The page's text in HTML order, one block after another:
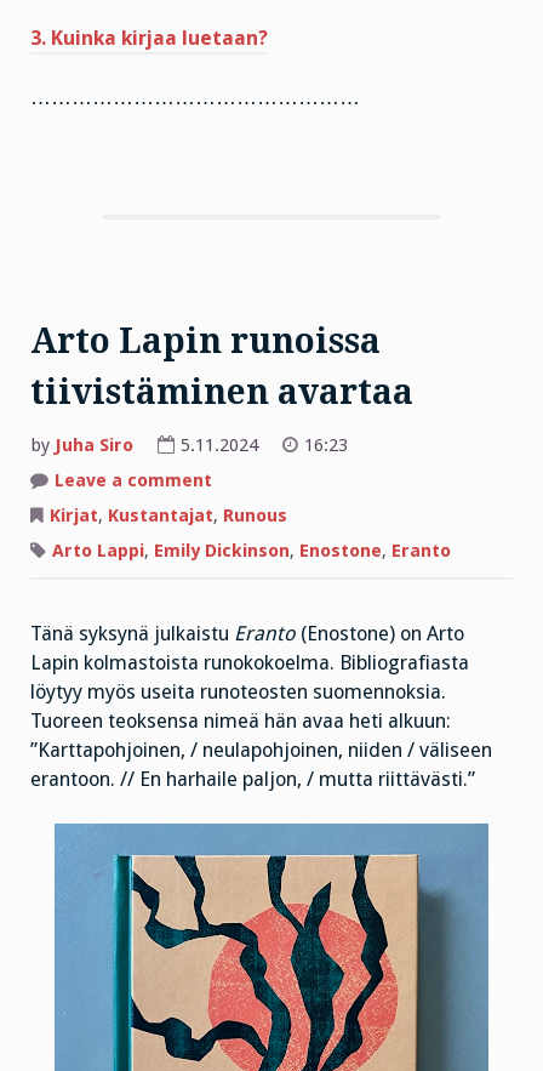
3. Kuinka kirjaa luetaan?
…………………………………………
Arto Lapin runoissa
tiivistäminen avartaa
by Juha Siro 5.11.2024
16:23
Leave a comment
Lapin
runoissa
tiivistäminen
avartaa
Kirjat, Kustantajat, Runous
Arto Lappi, Emily Dickinson, Enostone, Eranto
Tänä syksynä julkaistu Eranto (Enostone) on Arto
Lapin kolmastoista runokokoelma. Bibliografiasta
löytyy myös useita runoteosten suomennoksia.
Tuoreen teoksensa nimeä hän avaa heti alkuun:
”Karttapohjoinen, / neulapohjoinen, niiden / väliseen
erantoon. // En harhaile paljon, / mutta riittävästi.”